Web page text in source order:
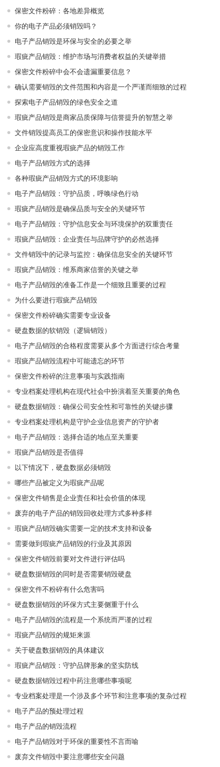
保密文件粉碎：各地差异概览
你的电子产品必须销毁吗？
电子产品销毁是环保与安全的必要之举​ ​
瑕疵产品销毁：维护市场与消费者权益的关键举措​ ​
保密文件粉碎中会不会遗漏重要信息？
确认需要销毁的文件范围和内容是一个严谨而细致的过程
探索电子产品销毁的绿色安全之道
瑕疵产品销毁是商家品质保障与信誉提升的智慧之举
文件销毁提高员工的保密意识和操作技能水平
企业应高度重视瑕疵产品的销毁工作
电子产品销毁方式的选择
各种瑕疵产品销毁方式的环境影响
电子产品销毁：守护品质，呼唤绿色行动
瑕疵产品销毁是确保品质与安全的关键环节
电子产品销毁：守护信息安全与环境保护的双重责任
瑕疵产品销毁：企业责任与品牌守护的必然选择
文件销毁中的记录与监控：确保信息安全的关键环节
瑕疵产品销毁：维系商家信誉的关键之举
电子产品销毁的准备工作是一个细致且重要的过程
为什么要进行瑕疵产品销毁
保密文件粉碎确实需要专业设备
硬盘数据的软销毁（逻辑销毁）
电子产品销毁的合格程度需要从多个方面进行综合考量
瑕疵产品销毁流程中可能遗忘的环节
保密文件粉碎的注意事项与实践指南
专业档案处理机构在现代社会中扮演着至关重要的角色
硬盘数据销毁：确保公司安全性和可靠性的关键步骤
专业档案处理机构是守护企业信息资产的守护者
电子产品销毁：选择合适的地点至关重要
瑕疵产品销毁是否值得
以下情况下，硬盘数据必须销毁
哪些产品被定义为瑕疵产品呢
保密文件销售是企业责任和社会价值的体现
废弃的电子产品的销毁回收处理方式多种多样
瑕疵产品销毁确实需要一定的技术支持和设备
需要做到瑕疵产品销毁的行业及其原因
保密文件销毁前要对文件进行评估吗
硬盘数据销毁的同时是否需要销毁硬盘
保密文件不粉碎有什么危害吗
硬盘数据销毁的环保方式主要侧重于什么
电子产品销毁的流程是一个系统而严谨的过程
瑕疵产品销毁的规矩来源
关于硬盘数据销毁的具体建议
瑕疵产品销毁：守护品牌形象的坚实防线
硬盘数据销毁过程中药注意哪些事项呢
专业档案处理是一个涉及多个环节和注意事项的复杂过程
电子产品的预处理过程
电子产品的销毁流程
电子产品销毁对于环保的重要性不言而喻
废弃文件销毁中要注意哪些安全问题